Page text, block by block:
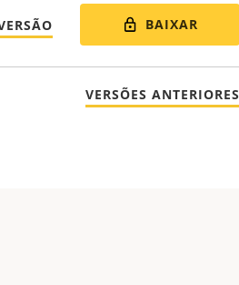
BAIXAR
VERSÕES ANTERIORES